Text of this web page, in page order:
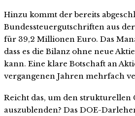
Hinzu kommt der bereits
Bundessteuergutschriften aus
für 39,2 Millionen Euro. Das
dass es die Bilanz ohne neue
kann. Eine klare Botschaft an
vergangenen Jahren mehrfach
Reicht das, um den strukturellen
auszublenden? Das DOE-